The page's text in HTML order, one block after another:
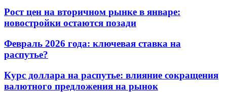
Рост цен на вторичном рынке в январе:
новостройки остаются позади
Февраль 2026 года: ключевая ставка на
распутье?
Курс доллара на распутье: влияние сокращения
валютного предложения на рынок